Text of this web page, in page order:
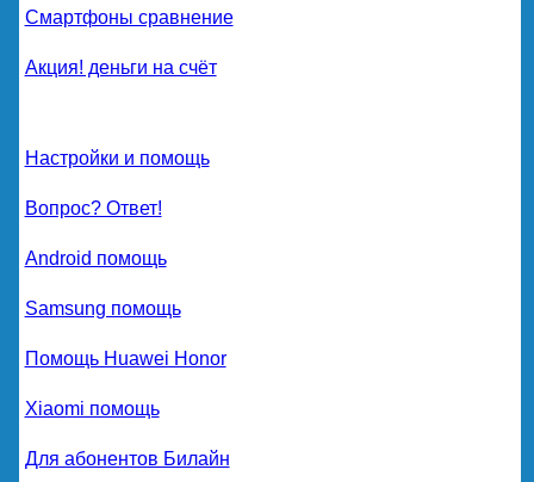
Смартфоны сравнение
Акция! деньги на счёт
Настройки и помощь
Вопрос? Ответ!
Android помощь
Samsung помощь
Помощь Huawei Honor
Xiaomi помощь
Для абонентов Билайн